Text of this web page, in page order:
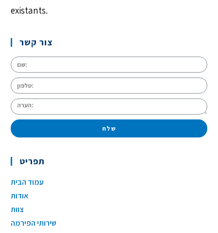
existants.
צור קשר
שלח
תפריט
עמוד הבית
אודות
צוות
שירותי הפירמה